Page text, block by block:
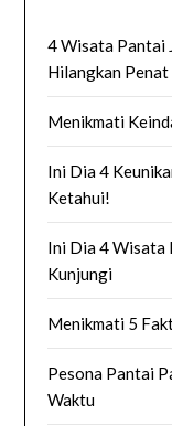
4 Wisata Pantai
Hilangkan Penat
Menikmati
Ini Dia 4
Ketahui!
Ini Dia 4 Wisata
Kunjungi
Menikmati 5
Pesona Pantai
Waktu